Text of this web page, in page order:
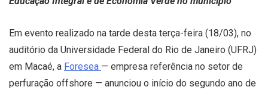
Em evento realizado na tarde desta terça-feira (18/03), no
auditório da Universidade Federal do Rio de Janeiro (UFRJ)
em Macaé, a Foresea — empresa referência no setor de
perfuração offshore — anunciou o início do segundo ano de